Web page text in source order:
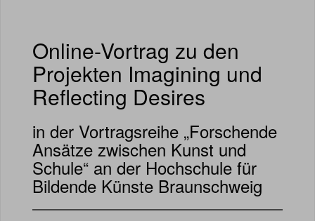
Online-Vortrag zu den
Projekten Imagining und
Reflecting Desires
in der Vortragsreihe „Forschende
Ansätze zwischen Kunst und
Schule“ an der Hochschule für
Bildende Künste Braunschweig